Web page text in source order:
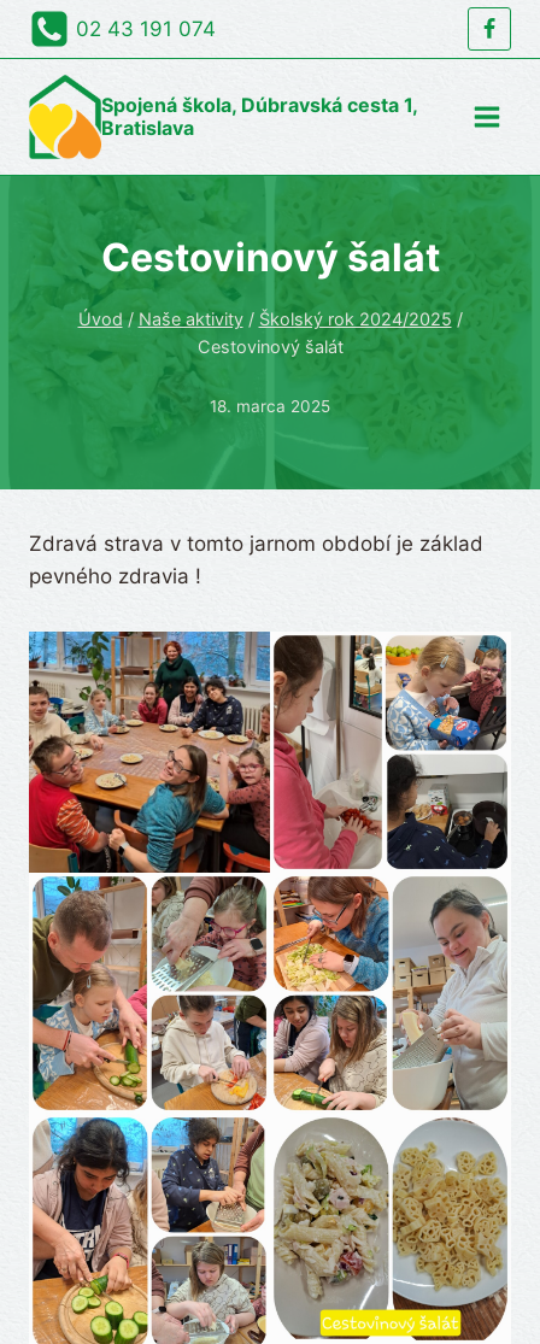
Skip
content
02 43 191 074
Spojená škola, Dúbravská cesta 1,
Bratislava
Cestovinový šalát
Úvod/ Naše aktivity/ Školský rok 2024/2025/
Cestovinový šalát
18. marca 2025
Zdravá strava v tomto jarnom období je základ
pevného zdravia !